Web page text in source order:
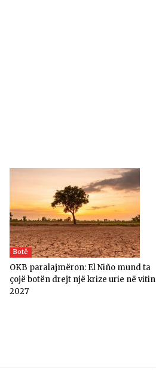
Botë
OKB paralajmëron: El Niño mund ta
çojë botën drejt një krize urie në vitin
2027